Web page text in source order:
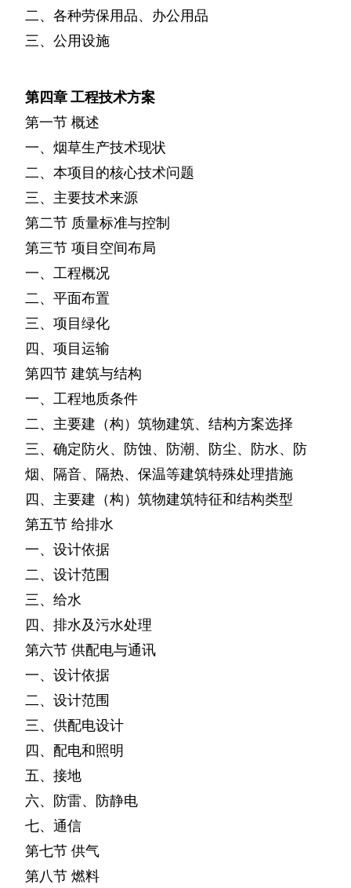
二、各种劳保用品、办公用品
三、公用设施
第四章工程技术方案
第一节 概述
一、烟草生产技术现状
二、本项目的核心技术问题
三、主要技术来源
第二节 质量标准与控制
第三节 项目空间布局
一、工程概况
二、平面布置
三、项目绿化
四、项目运输
第四节 建筑与结构
一、工程地质条件
二、主要建（构）筑物建筑、结构方案选择
三、确定防火、防蚀、防潮、防尘、防水、防
烟、隔音、隔热、保温等建筑特殊处理措施
四、主要建（构）筑物建筑特征和结构类型
第五节 给排水
一、设计依据
二、设计范围
三、给水
四、排水及污水处理
第六节 供配电与通讯
一、设计依据
二、设计范围
三、供配电设计
四、配电和照明
五、接地
六、防雷、防静电
七、通信
第七节 供气
第八节 燃料